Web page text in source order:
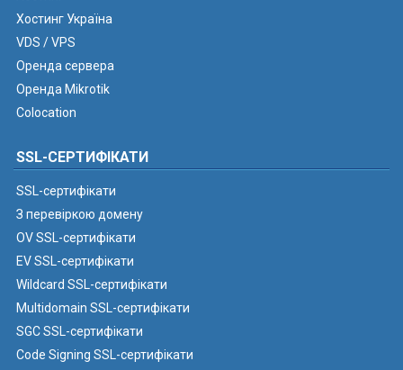
Хостинг Україна
VDS / VPS
Оренда сервера
Оренда Mikrotik
Colocation
SSL-СЕРТИФІКАТИ
SSL-сертифікати
З перевіркою домену
OV SSL-сертифікати
EV SSL-сертифікати
Wildcard SSL-сертифікати
Multidomain SSL-сертифікати
SGC SSL-сертифікати
Code Signing SSL-сертифікати